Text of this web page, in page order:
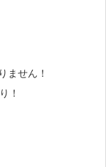
ません！